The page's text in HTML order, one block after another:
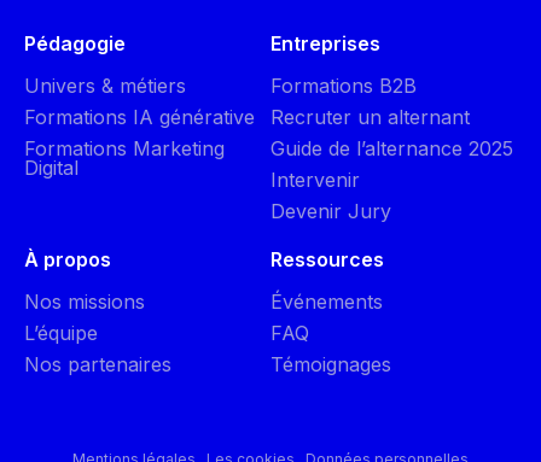
Pédagogie
Univers & métiers
Formations IA générative
Formations Marketing
Digital
Entreprises
Formations B2B
Recruter un alternant
Guide de l’alternance 2025
Intervenir
Devenir Jury
À propos
Nos missions
L’équipe
Nos partenaires
Ressources
Événements
FAQ
Témoignages